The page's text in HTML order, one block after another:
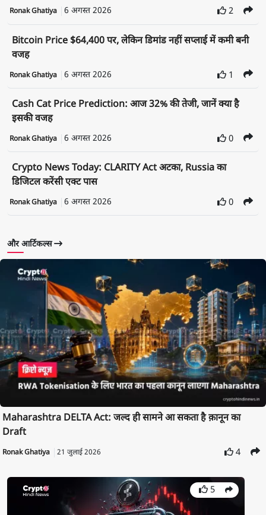
Ronak Ghatiya 6 अगस्त 2026 2
Bitcoin Price $64,400 पर, लेकिन डिमांड नहीं सप्लाई में कमी बनी
वजह
Ronak Ghatiya 6 अगस्त 2026 1
Cash Cat Price Prediction: आज 32% की तेजी, जानें क्या है
इसकी वजह
Ronak Ghatiya 6 अगस्त 2026 0
Crypto News Today: CLARITY Act अटका, Russia का
डिजिटल करेंसी एक्ट पास
Ronak Ghatiya 6 अगस्त 2026 0
और आर्टिकल्स
Maharashtra DELTA Act: जल्द ही सामने आ सकता है क़ानून का
Draft
Ronak Ghatiya 21 जुलाई 2026 4
5